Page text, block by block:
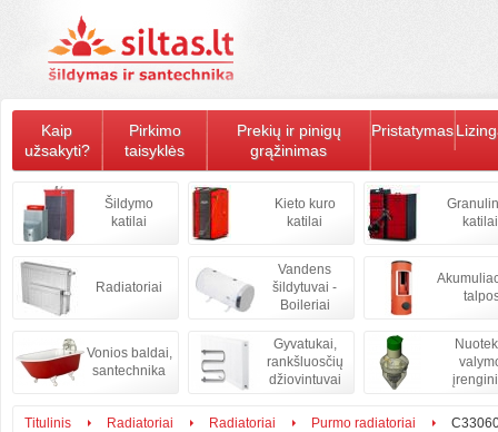
Kaip
užsakyti?
Pirkimo
taisyklės
Prekių ir pinigų
grąžinimas
Pristatymas
Šildymo
katilai
Kieto kuro
katilai
katilai
Radiatoriai
Vandens
šildytuvai -
Boileriai
Vonios baldai,
santechnika
Gyvatukai,
rankšluosčių
džiovintuvai
Titulinis Radiatoriai Radiatoriai Purmo radiatoriai